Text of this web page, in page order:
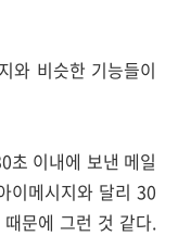
와 비슷한 기능들이
초 이내에 보낸 메일
이메시지와 달리 30
문에 그런 것 같다.